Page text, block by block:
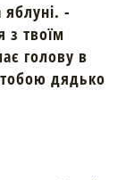
яблуні. -
з твоїм
голову в
тобою дядько